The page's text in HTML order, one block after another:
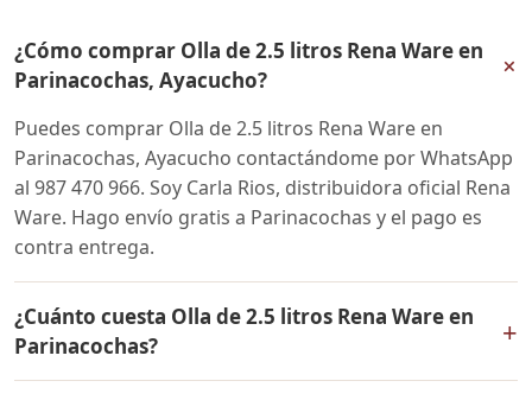
¿Cómo comprar Olla de 2.5 litros Rena Ware en
Parinacochas, Ayacucho?
+
Puedes comprar Olla de 2.5 litros Rena Ware en
Parinacochas, Ayacucho contactándome por WhatsApp
al 987 470 966. Soy Carla Rios, distribuidora oficial Rena
Ware. Hago envío gratis a Parinacochas y el pago es
contra entrega.
¿Cuánto cuesta Olla de 2.5 litros Rena Ware en
Parinacochas?
+